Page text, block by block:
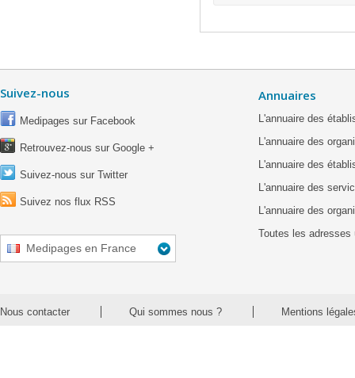
Suivez-nous
Medipages sur Facebook
Retrouvez-nous sur Google +
Suivez-nous sur Twitter
Suivez nos flux RSS
Medipages en France
Annuaires
L'annuaire des
L'annuaire des
L'annuaire des
L'annuaire des
L'annuaire des
Toutes les adresses
Nous contacter Qui sommes nous ? Mentions